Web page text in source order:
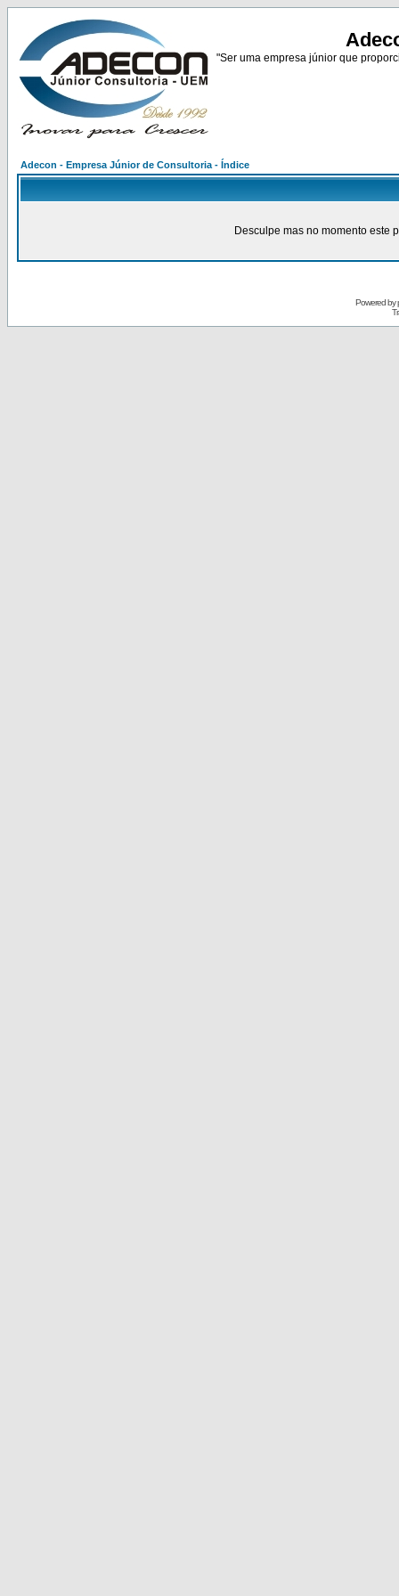
"Ser uma empresa júnior que
Adecon - Empresa Júnior de Consultoria - Índice
Desculpe mas no momento este
Powered by